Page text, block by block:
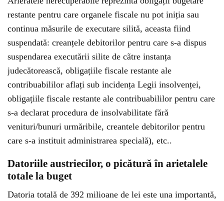
restante pentru care organele fiscale nu pot iniția sau
continua măsurile de executare silită, aceasta fiind
suspendată: creanțele debitorilor pentru care s-a dispus
suspendarea executării silite de cãtre instanța
judecătorească, obligațiile fiscale restante ale
contribuabililor aflați sub incidența Legii insolvenței,
obligațiile fiscale restante ale contribuabililor pentru care
s-a declarat procedura de insolvabilitate fără
venituri/bunuri urmăribile, creantele debitorilor pentru
care s-a instituit administrarea specială), etc..
Datoriile austriecilor, o picătură în arietalele
totale la buget
Datoria totală de 392 milioane de lei este una importantă,